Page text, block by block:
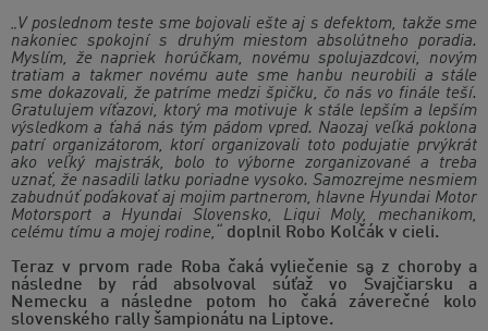
„V poslednom teste sme bojovali ešte aj s defektom, takže sme
nakoniec spokojní s druhým miestom absolútneho poradia.
Myslím, že napriek horúčkam, novému spolujazdcovi, novým
tratiam a takmer novému aute sme hanbu neurobili a stále
sme dokazovali, že patríme medzi špičku, čo nás vo finále teší.
Gratulujem víťazovi, ktorý ma motivuje k stále lepším a lepším
výsledkom a ťahá nás tým pádom vpred. Naozaj veľká poklona
patrí organizátorom, ktorí organizovali toto podujatie prvýkrát
ako veľký majstrák, bolo to výborne zorganizované a treba
uznať, že nasadili latku poriadne vysoko. Samozrejme nesmiem
zabudnúť poďakovať aj mojim partnerom, hlavne Hyundai Motor
Motorsport a Hyundai Slovensko, Liqui Moly, mechanikom,
celému tímu a mojej rodine,“
doplnil Robo Kolčák v cieli.
Teraz v prvom rade Roba čaká vyliečenie sa z choroby a
následne by rád absolvoval súťaž vo Švajčiarsku a
Nemecku a následne potom ho čaká záverečné kolo
slovenského rally šampionátu na Liptove.